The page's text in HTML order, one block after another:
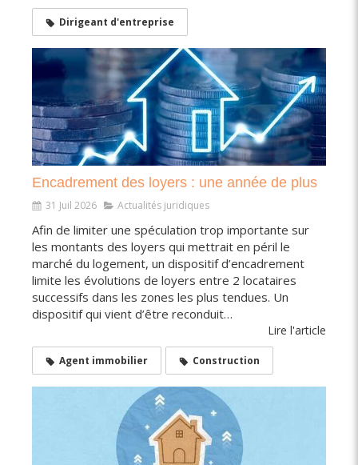
Dirigeant d'entreprise
Encadrement des loyers : une année de plus
31 Juil 2026 Actualités juridiques
Afin de limiter une spéculation trop importante sur
les montants des loyers qui mettrait en péril le
marché du logement, un dispositif d’encadrement
limite les évolutions de loyers entre 2 locataires
successifs dans les zones les plus tendues. Un
dispositif qui vient d’être reconduit…
Lire l'article
Agent immobilier Construction